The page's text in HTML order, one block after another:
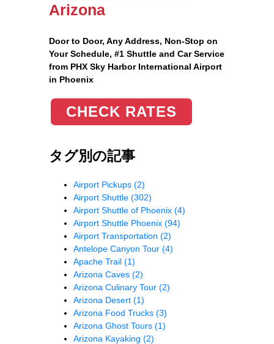
Arizona
Door to Door, Any Address, Non-Stop on
Your Schedule, #1 Shuttle and Car Service
from PHX Sky Harbor International Airport
in Phoenix
CHECK RATES
タグ別の記事
Airport Pickups (2)
Airport Shuttle (302)
Airport Shuttle of Phoenix (4)
Airport Shuttle Phoenix (94)
Airport Transportation (2)
Antelope Canyon Tour (4)
Apache Trail (1)
Arizona Caves (2)
Arizona Culinary Tour (2)
Arizona Desert (1)
Arizona Food Trucks (3)
Arizona Ghost Tours (1)
Arizona Kayaking (2)